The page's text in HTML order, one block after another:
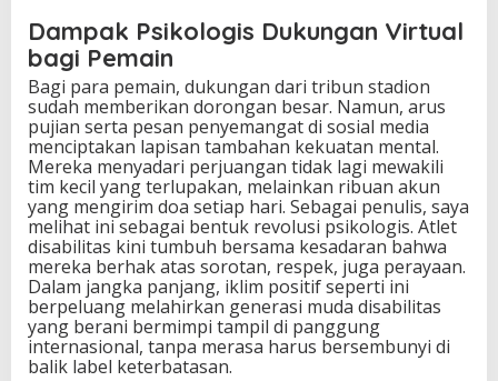
Dampak Psikologis Dukungan Virtual
bagi Pemain
Bagi para pemain, dukungan dari tribun stadion
sudah memberikan dorongan besar. Namun, arus
pujian serta pesan penyemangat di sosial media
menciptakan lapisan tambahan kekuatan mental.
Mereka menyadari perjuangan tidak lagi mewakili
tim kecil yang terlupakan, melainkan ribuan akun
yang mengirim doa setiap hari. Sebagai penulis, saya
melihat ini sebagai bentuk revolusi psikologis. Atlet
disabilitas kini tumbuh bersama kesadaran bahwa
mereka berhak atas sorotan, respek, juga perayaan.
Dalam jangka panjang, iklim positif seperti ini
berpeluang melahirkan generasi muda disabilitas
yang berani bermimpi tampil di panggung
internasional, tanpa merasa harus bersembunyi di
balik label keterbatasan.